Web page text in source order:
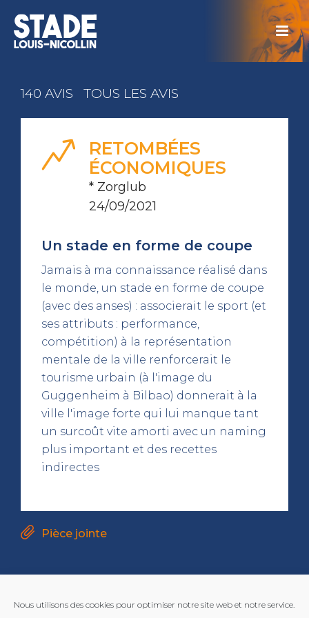
Nous utilisons des cookies pour optimiser notre site web et notre service.
140 AVIS TOUS LES AVIS
RETOMBÉES
ÉCONOMIQUES
* Zorglub
24/09/2021
Un stade en forme de coupe
Jamais à ma connaissance réalisé dans
le monde, un stade en forme de coupe
(avec des anses) : associerait le sport (et
ses attributs : performance,
compétition) à la représentation
mentale de la ville renforcerait le
tourisme urbain (à l'image du
Guggenheim à Bilbao) donnerait à la
ville l'image forte qui lui manque tant
un surcoût vite amorti avec un naming
plus important et des recettes
indirectes
Pièce jointe